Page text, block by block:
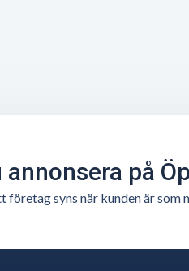
annonsera på
företag syns när kunden är som